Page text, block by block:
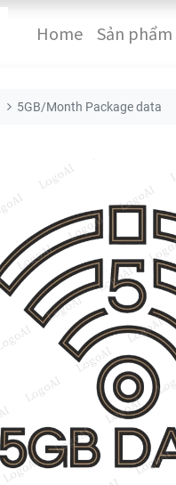
Home Sản
5GB/Month Package data